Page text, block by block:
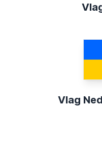
Vlag